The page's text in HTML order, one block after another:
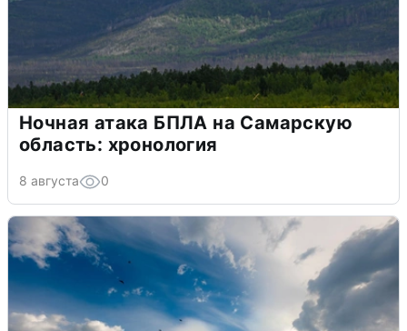
Ночная атака БПЛА на Самарскую
область: хронология
8 августа 0